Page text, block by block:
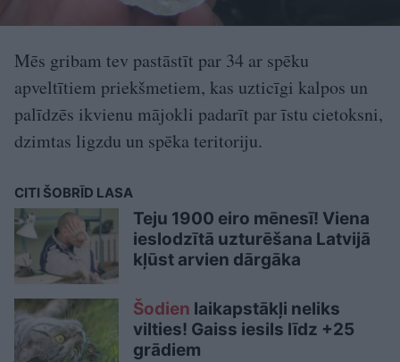
Mēs gribam tev pastāstīt par 34 ar spēku
apveltītiem priekšmetiem, kas uzticīgi kalpos un
palīdzēs ikvienu mājokli padarīt par īstu cietoksni,
dzimtas ligzdu un spēka teritoriju.
CITI ŠOBRĪD LASA
Teju 1900 eiro mēnesī! Viena
ieslodzītā uzturēšana Latvijā
kļūst arvien dārgāka
Šodien laikapstākļi neliks
vilties! Gaiss iesils līdz +25
grādiem